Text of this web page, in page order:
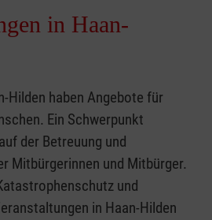
in Haan-
Hilden haben Angebote für
Ein Schwerpunkt
der Betreuung und
Mitbürgerinnen und Mitbürger.
und
in Haan-Hilden